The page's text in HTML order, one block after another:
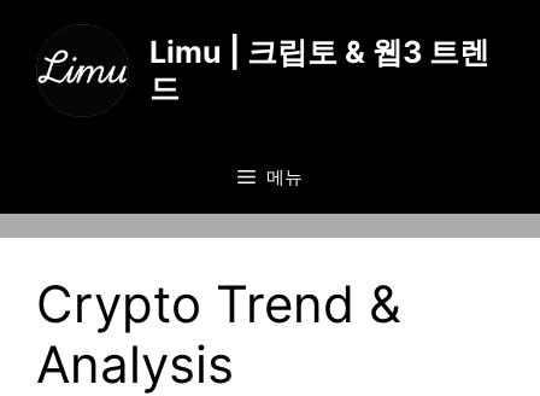
Limu | 크립토 & 웹3 트렌
드
메뉴
Crypto Trend &
Analysis